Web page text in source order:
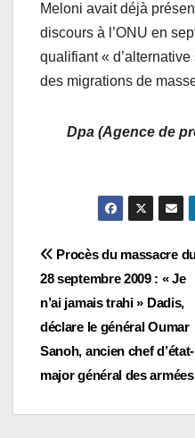
Meloni avait déjà
discours à l’ONU en
qualifiant «
des migrations de
Dpa (Agence de
Navigation
de
l’article
Procès du massacre
28 septembre 2009 : « Je
n’ai jamais trahi » Dadis,
déclare le général Oumar
Sanoh, ancien chef d’état-
major général des armées